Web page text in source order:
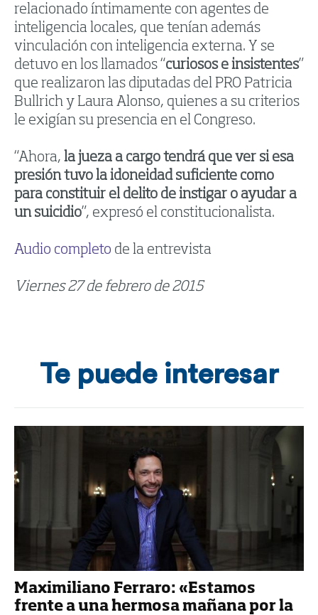
relacionado íntimamente con agentes de
inteligencia locales, que tenían además
vinculación con inteligencia externa. Y se
detuvo en los llamados “curiosos e insistentes”
que realizaron las diputadas del PRO Patricia
Bullrich y Laura Alonso, quienes a su criterios
le exigían su presencia en el Congreso.
“Ahora, la jueza a cargo tendrá que ver si esa
presión tuvo la idoneidad suficiente como
para constituir el delito de instigar o ayudar a
un suicidio”, expresó el constitucionalista.
Audio completo de la entrevista
Viernes 27 de febrero de 2015
Te puede interesar
Maximiliano Ferraro: «Estamos
frente a una hermosa mañana por la